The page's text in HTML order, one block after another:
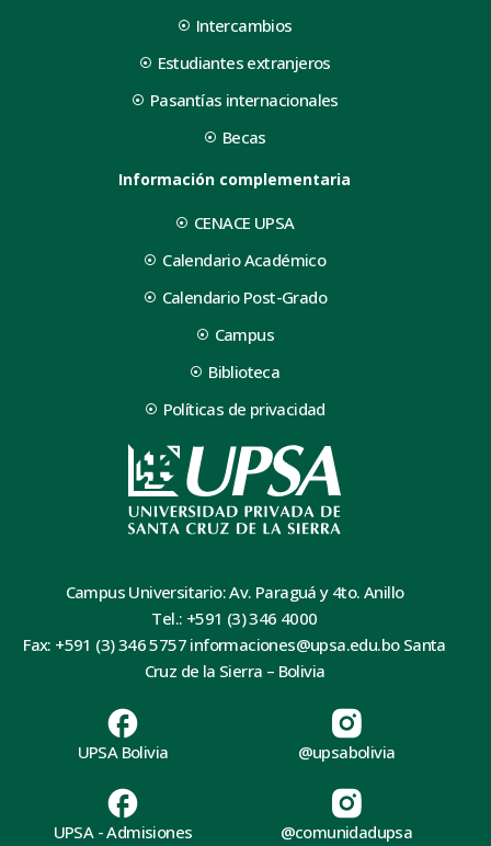
Intercambios
Estudiantes extranjeros
Pasantías internacionales
Becas
Información complementaria
CENACE UPSA
Calendario Académico
Calendario Post-Grado
Campus
Biblioteca
Políticas de privacidad
Campus Universitario: Av. Paraguá y 4to. Anillo
Tel.: +591 (3) 346 4000
Fax: +591 (3) 346 5757 informaciones@upsa.edu.bo Santa
Cruz de la Sierra – Bolivia
UPSA Bolivia
UPSA - Admisiones
@upsabolivia
@comunidadupsa